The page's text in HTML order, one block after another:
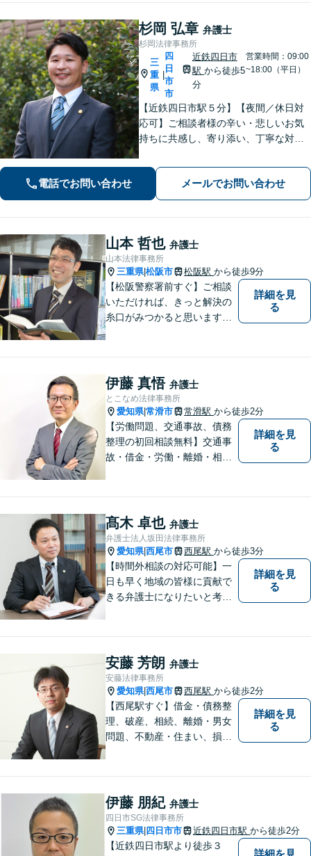
杉岡 弘章 弁護士
杉岡法律事務所
三
重
県
四
日
市
市
近鉄四日市
駅 から徒歩5
分
営業時間：09:00
~18:00（平日）
【近鉄四日市駅５分】【夜間／休日対
応可】ご相談者様の辛い・悲しいお気
持ちに共感し、寄り添い、丁寧な対応
相続／刑事事件など、幅広く対応【地
域に根ざした弁護士】お気軽にお問い
合わせください。
電話でお問い合わせ メールでお問い合わせ
山本 哲也 弁護士
山本法律事務所
三重県|松阪市 松阪駅 から徒歩9分
【松阪警察署前すぐ】ご相談
いただければ、きっと解決の
糸口がみつかると思います。
詳細を見
る
伊藤 真悟 弁護士
とこなめ法律事務所
愛知県|常滑市 常滑駅 から徒歩2分
【労働問題、交通事故、債務
整理の初回相談無料】交通事
故・借金・労働・離婚・相続
町、東浦町、美浜町、南知多
町などでお困りの方がいまし
たらすぐにご相談ください。
詳細を見
る
髙木 卓也 弁護士
弁護士法人坂田法律事務所
愛知県|西尾市 西尾駅 から徒歩3分
【時間外相談の対応可能】一
日も早く地域の皆様に貢献で
きる弁護士になりたいと考え
ださい
詳細を見
る
安藤 芳朗 弁護士
安藤法律事務所
愛知県|西尾市 西尾駅 から徒歩2分
【西尾駅すぐ】借金・債務整
理、破産、相続、離婚・男女
問題、不動産・住まい、損害
詳細を見
る
伊藤 朋紀 弁護士
四日市SG法律事務所
三重県| 四日市市 近鉄四日市駅 から徒歩2分
【近鉄四日市駅より徒歩３
詳細を見